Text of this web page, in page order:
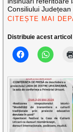
Consiliului Județean
CITEȘTE MAI
Distribuie acest articol